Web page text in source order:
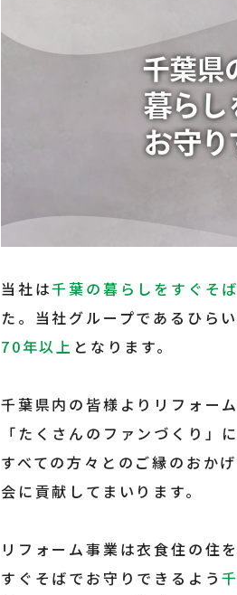
当社は千葉の暮らしをすぐそ
た。当社グループであるひら
70年以上 となります。
千葉県内の皆様よりリフォー
「たくさんのファンづくり」
すべての方々とのご縁のおか
会に貢献してまいります。
リフォーム事業は衣食住の住
すぐそばでお守りできるよう